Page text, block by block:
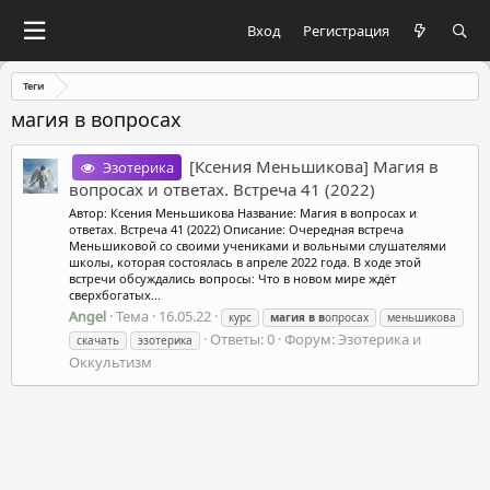
Вход Регистрация
Теги
магия в вопросах
Эзотерика
[Ксения Меньшикова] Магия в
вопросах и ответах. Встреча 41 (2022)
Автор: Ксения Меньшикова Название: Магия в вопросах и
ответах. Встреча 41 (2022) Описание: Очередная встреча
Меньшиковой со своими учениками и вольными слушателями
школы, которая состоялась в апреле 2022 года. В ходе этой
встречи обсуждались вопросы: Что в новом мире ждёт
сверхбогатых...
Angel Тема 16.05.22 курс магия в вопросах
меньшикова
скачать
эзотерика Ответы: 0 Форум:Эзотерика и
Оккультизм